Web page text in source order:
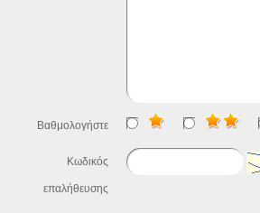
Βαθμολογήστε
Κωδικός
επαλήθευσης